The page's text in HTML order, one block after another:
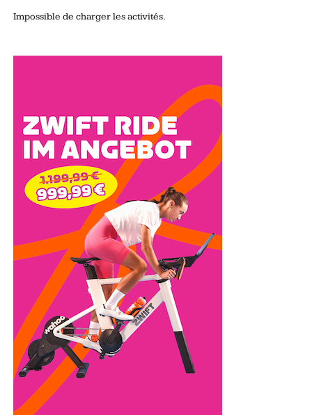
Impossible de charger les activités.